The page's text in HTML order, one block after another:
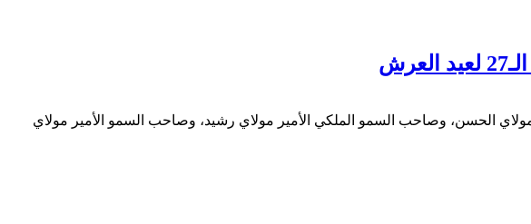
الحسن، وصاحب السمو الملكي الأمير مولاي رشيد، وصاحب السمو الأمير مولاي